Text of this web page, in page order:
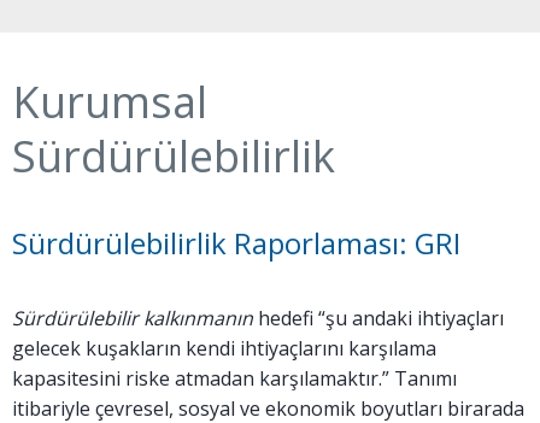
Kurumsal
Sürdürülebilirlik
Sürdürülebilirlik Raporlaması: GRI
Sürdürülebilir kalkınmanın hedefi “şu andaki ihtiyaçları
gelecek kuşakların kendi ihtiyaçlarını karşılama
kapasitesini riske atmadan karşılamaktır.” Tanımı
itibariyle çevresel, sosyal ve ekonomik boyutları birarada